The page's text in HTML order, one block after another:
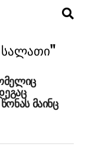
სალათი"
მაინც